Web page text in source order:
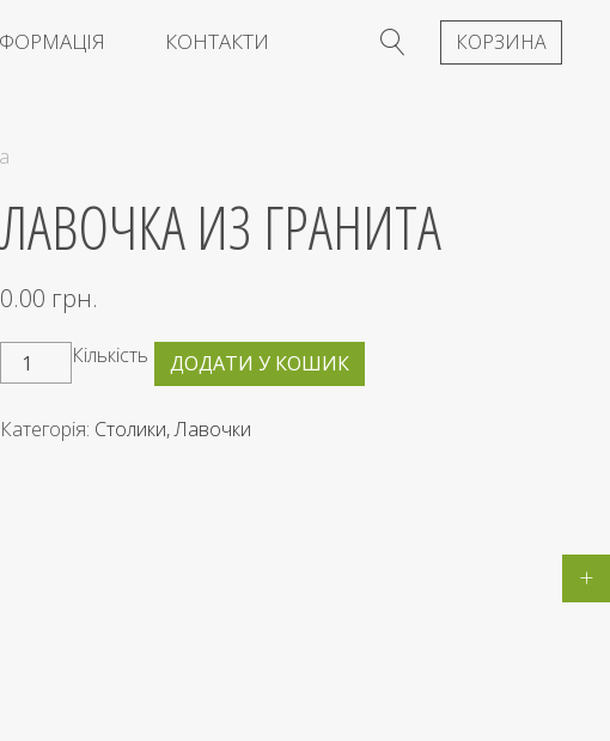
КОНТАКТИ КОРЗИНА
ЛАВОЧКА ИЗ ГРАНИТА
0.00 грн.
Кількість ДОДАТИ У КОШИК
Категорія: Столики, Лавочки